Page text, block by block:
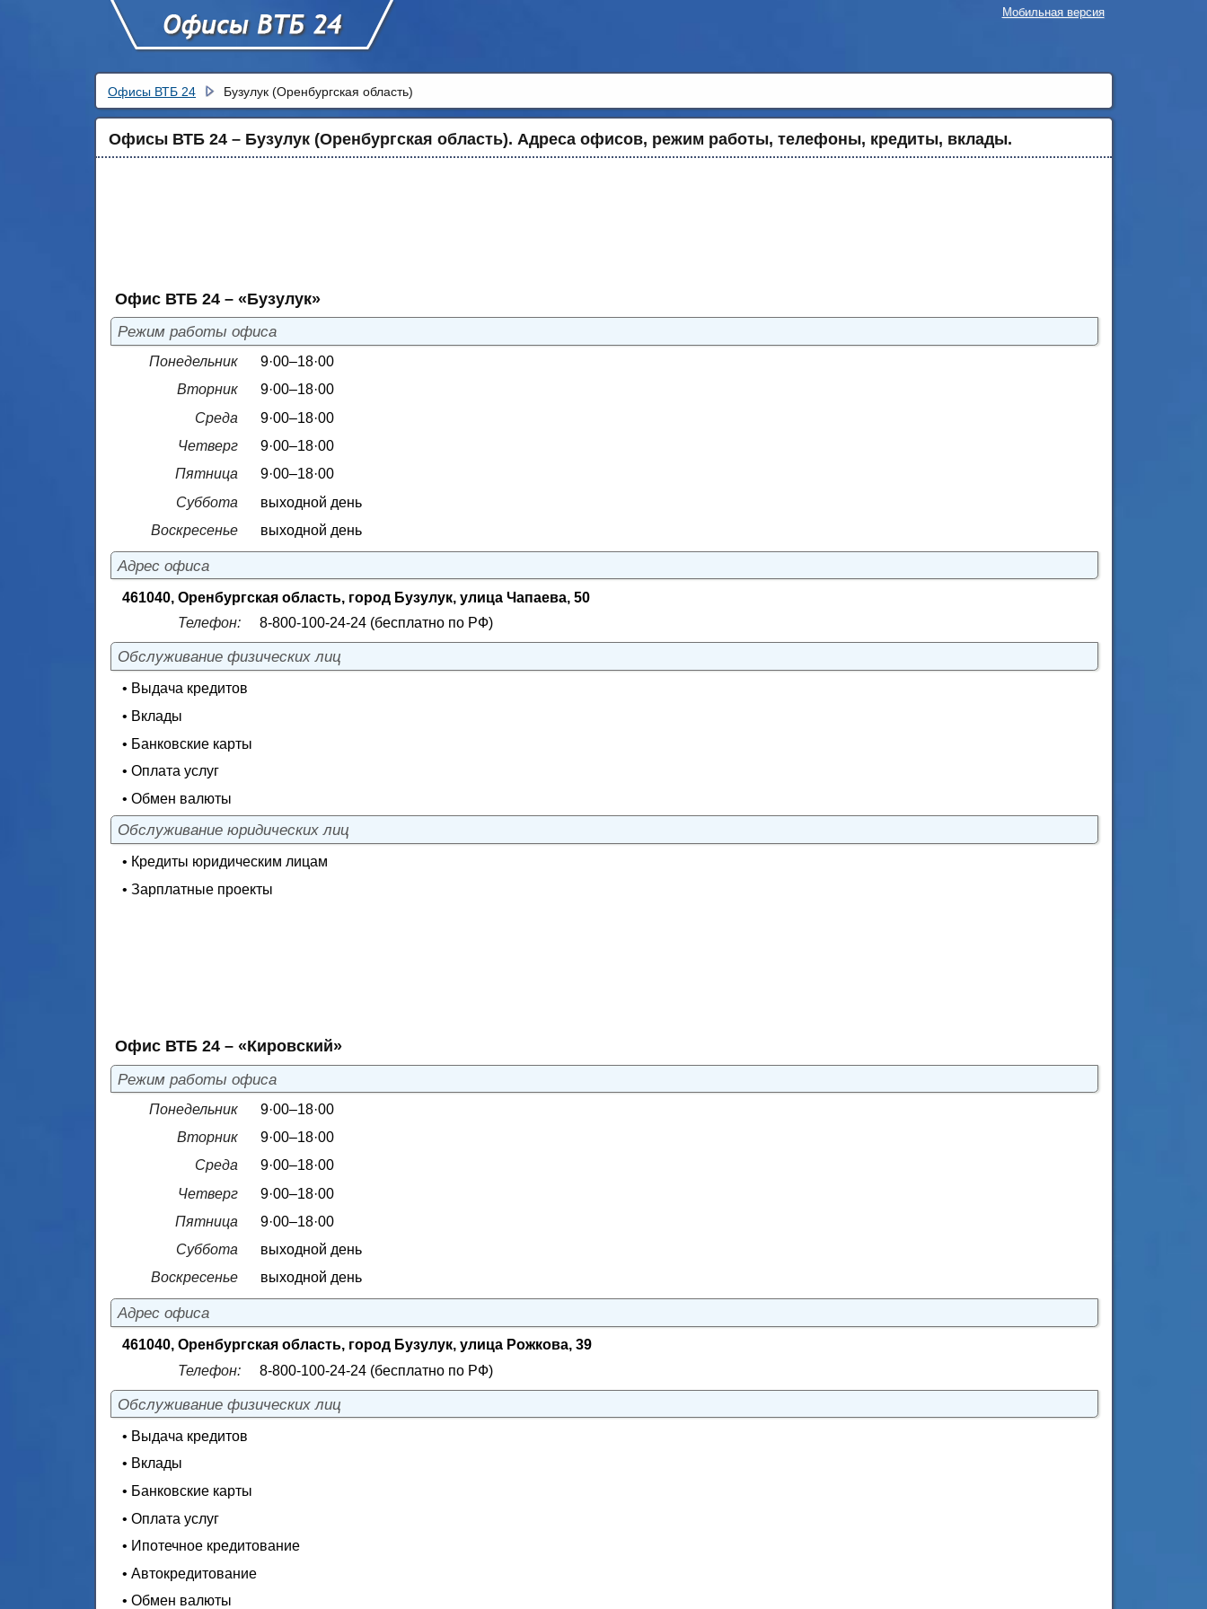
Мобильная версия
Офисы ВТБ 24 Бузулук (Оренбургская область)
Офисы ВТБ 24 – Бузулук (Оренбургская область). Адреса офисов, режим работы, телефоны, кредиты, вклады.
Офис ВТБ 24 – «Бузулук»
Режим работы офиса
Понедельник
9·00–18·00
Вторник
9·00–18·00
Среда
9·00–18·00
Четверг
9·00–18·00
Пятница
9·00–18·00
Суббота
выходной день
Воскресенье
выходной день
Адрес офиса
461040, Оренбургская область, город Бузулук, улица Чапаева, 50
Телефон:
8-800-100-24-24 (бесплатно по РФ)
Обслуживание физических лиц
• Выдача кредитов
• Вклады
• Банковские карты
• Оплата услуг
• Обмен валюты
Обслуживание юридических лиц
• Кредиты юридическим лицам
• Зарплатные проекты
Офис ВТБ 24 – «Кировский»
Режим работы офиса
Понедельник
9·00–18·00
Вторник
9·00–18·00
Среда
9·00–18·00
Четверг
9·00–18·00
Пятница
9·00–18·00
Суббота
выходной день
Воскресенье
выходной день
Адрес офиса
461040, Оренбургская область, город Бузулук, улица Рожкова, 39
Телефон:
8-800-100-24-24 (бесплатно по РФ)
Обслуживание физических лиц
• Выдача кредитов
• Вклады
• Банковские карты
• Оплата услуг
• Ипотечное кредитование
• Автокредитование
• Обмен валюты